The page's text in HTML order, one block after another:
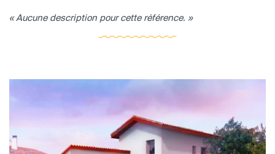
« Aucune description pour cette référence. »